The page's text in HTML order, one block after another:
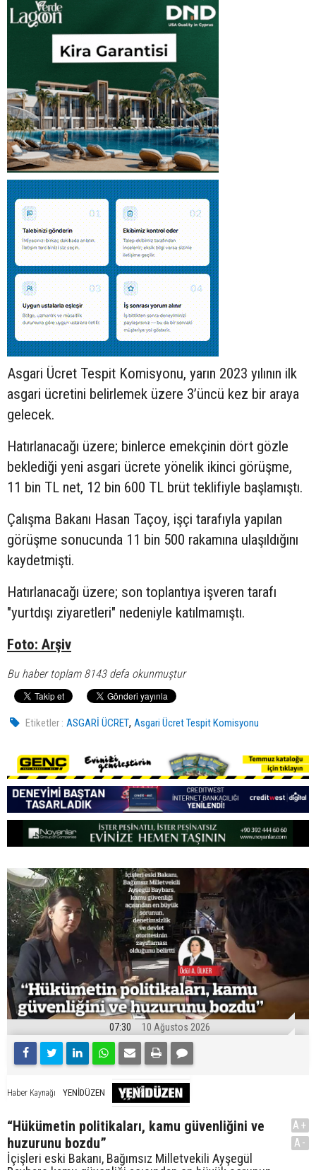
Asgari Ücret Tespit Komisyonu, yarın 2023 yılının ilk
asgari ücretini belirlemek üzere 3’üncü kez bir araya
gelecek.
Hatırlanacağı üzere; binlerce emekçinin dört gözle
beklediği yeni asgari ücrete yönelik ikinci görüşme,
11 bin TL net, 12 bin 600 TL brüt teklifiyle başlamıştı.
Çalışma Bakanı Hasan Taçoy, işçi tarafıyla yapılan
görüşme sonucunda 11 bin 500 rakamına ulaşıldığını
kaydetmişti.
Hatırlanacağı üzere; son toplantıya işveren tarafı
"yurtdışı ziyaretleri" nedeniyle katılmamıştı.
Foto: Arşiv
Bu haber toplam 8143 defa okunmuştur
Etiketler : ASGARİ ÜCRET,Asgari Ücret Tespit Komisyonu
07:30 10 Ağustos 2026
Haber Kaynağı YENİDÜZEN
“Hükümetin politikaları, kamu güvenliğini ve
huzurunu bozdu”
İçişleri eski Bakanı, Bağımsız Milletvekili Ayşegül
A+
A-